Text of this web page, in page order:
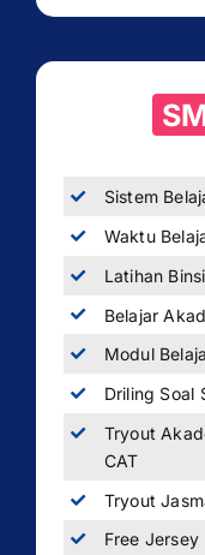
Sistem
Waktu
Latihan
Belajar
Modul
Driling Soal
Tryout
CAT
Tryout
Free Jersey